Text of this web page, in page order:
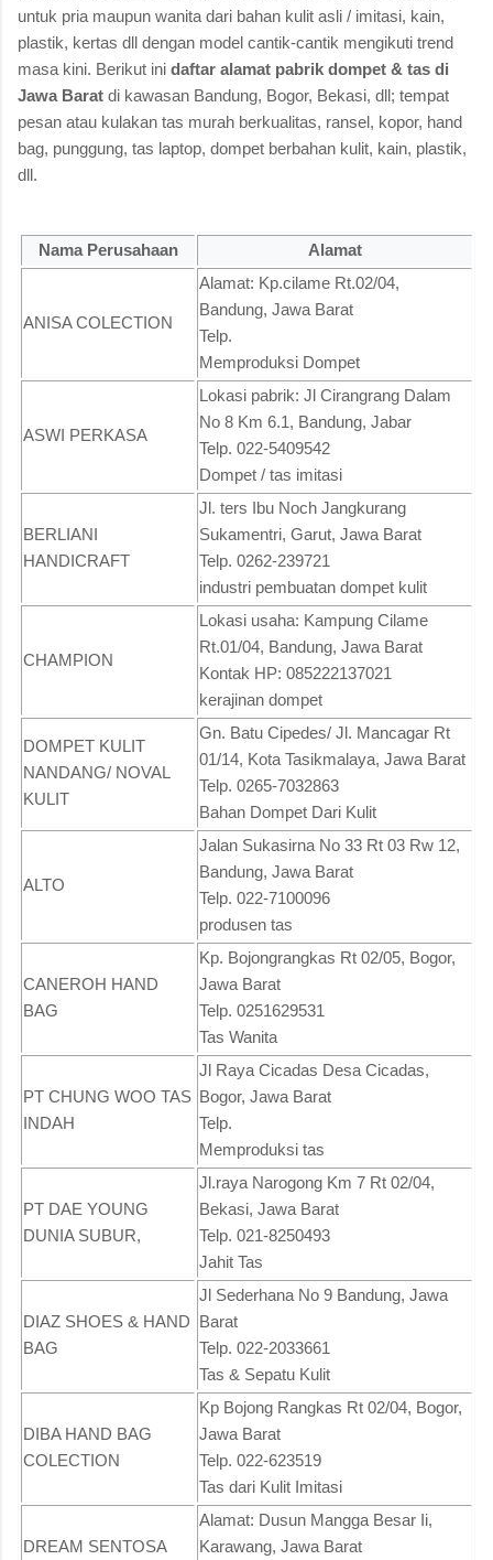
untuk pria maupun wanita dari bahan kulit asli / imitasi, kain,
plastik, kertas dll dengan model cantik-cantik mengikuti trend
masa kini. Berikut ini daftar alamat pabrik dompet & tas di
Jawa Barat di kawasan Bandung, Bogor, Bekasi, dll; tempat
pesan atau kulakan tas murah berkualitas, ransel, kopor, hand
bag, punggung, tas laptop, dompet berbahan kulit, kain, plastik,
dll.
Nama Perusahaan Alamat
ANISA COLECTION
Alamat: Kp.cilame Rt.02/04,
Bandung, Jawa Barat
Telp.
Memproduksi Dompet
ASWI PERKASA
Lokasi pabrik: Jl Cirangrang Dalam
No 8 Km 6.1, Bandung, Jabar
Telp. 022-5409542
Dompet / tas imitasi
BERLIANI
HANDICRAFT
Jl. ters Ibu Noch Jangkurang
Sukamentri, Garut, Jawa Barat
Telp. 0262-239721
industri pembuatan dompet kulit
CHAMPION
Lokasi usaha: Kampung Cilame
Rt.01/04, Bandung, Jawa Barat
Kontak HP: 085222137021
kerajinan dompet
DOMPET KULIT
NANDANG/ NOVAL
KULIT
Gn. Batu Cipedes/ Jl. Mancagar Rt
01/14, Kota Tasikmalaya, Jawa Barat
Telp. 0265-7032863
Bahan Dompet Dari Kulit
ALTO
Jalan Sukasirna No 33 Rt 03 Rw 12,
Bandung, Jawa Barat
Telp. 022-7100096
produsen tas
CANEROH HAND
BAG
Kp. Bojongrangkas Rt 02/05, Bogor,
Jawa Barat
Telp. 0251629531
Tas Wanita
PT CHUNG WOO TAS
INDAH
Jl Raya Cicadas Desa Cicadas,
Bogor, Jawa Barat
Telp.
Memproduksi tas
PT DAE YOUNG
DUNIA SUBUR,
Jl.raya Narogong Km 7 Rt 02/04,
Bekasi, Jawa Barat
Telp. 021-8250493
Jahit Tas
DIAZ SHOES & HAND
BAG
Jl Sederhana No 9 Bandung, Jawa
Barat
Telp. 022-2033661
Tas & Sepatu Kulit
DIBA HAND BAG
COLECTION
Kp Bojong Rangkas Rt 02/04, Bogor,
Jawa Barat
Telp. 022-623519
Tas dari Kulit Imitasi
DREAM SENTOSA
Alamat: Dusun Mangga Besar Ii,
Karawang, Jawa Barat